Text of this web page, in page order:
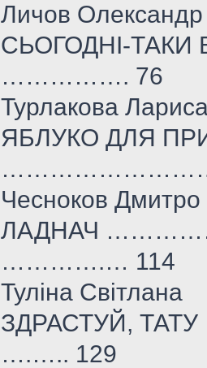
Личов Олександр
СЬОГОДНІ-
……………. 76
Турлакова
ЯБЛУКО ДЛЯ
Чесноков Дмитро
ЛАДНАЧ
………….… 114
Туліна Світлана
ЗДРАСТУЙ,
….….. 129